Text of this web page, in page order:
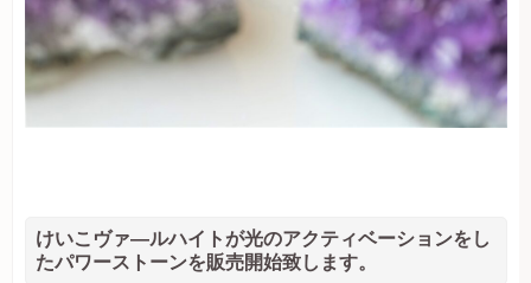
けいこヴァ―ルハイトが光のアクティベーションをし
たパワーストーンを販売開始致します。